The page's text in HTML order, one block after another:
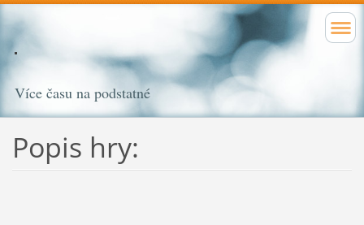
Více času na podstatné
Popis hry: